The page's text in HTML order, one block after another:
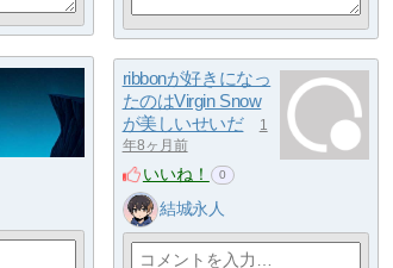
ribbonが好きになっ
たのはVirgin Snow
が美しいせいだ
1
年8ヶ月前
いいね！ 0
結城永人